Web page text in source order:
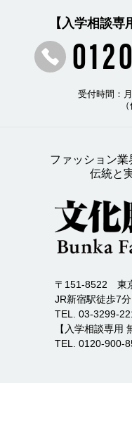
【入学相談専
受付時間：
ファッション業
伝統と
〒151-8522 東
JR新宿駅徒歩7分
TEL. 03-3299-
【入学相談専用
TEL. 0120-900-